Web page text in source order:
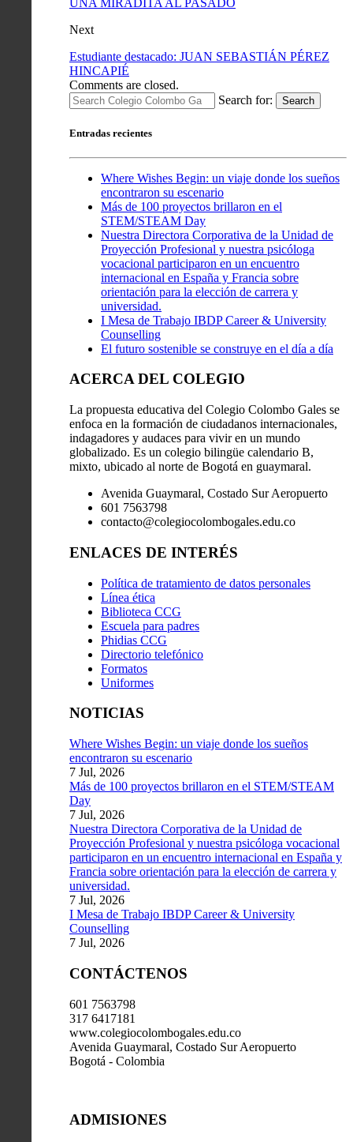
UNA MIRADITA AL PASADO
Next
Estudiante destacado: JUAN SEBASTIÁN PÉREZ
HINCAPIÉ
Comments are closed.
Search for:
Search
Entradas recientes
Where Wishes Begin: un viaje donde los sueños
encontraron su escenario
Más de 100 proyectos brillaron en el
STEM/STEAM Day
Nuestra Directora Corporativa de la Unidad de
Proyección Profesional y nuestra psicóloga
vocacional participaron en un encuentro
internacional en España y Francia sobre
orientación para la elección de carrera y
universidad.
I Mesa de Trabajo IBDP Career & University
Counselling
El futuro sostenible se construye en el día a día
ACERCA DEL COLEGIO
La propuesta educativa del Colegio Colombo Gales se
enfoca en la formación de ciudadanos internacionales,
indagadores y audaces para vivir en un mundo
globalizado. Es un colegio bilingüe calendario B,
mixto, ubicado al norte de Bogotá en guaymaral.
Avenida Guaymaral, Costado Sur Aeropuerto
601 7563798
contacto@colegiocolombogales.edu.co
ENLACES DE INTERÉS
Política de tratamiento de datos personales
Línea ética
Biblioteca CCG
Escuela para padres
Phidias CCG
Directorio telefónico
Formatos
Uniformes
NOTICIAS
Where Wishes Begin: un viaje donde los sueños
encontraron su escenario
7 Jul, 2026
Más de 100 proyectos brillaron en el STEM/STEAM
Day
7 Jul, 2026
Nuestra Directora Corporativa de la Unidad de
Proyección Profesional y nuestra psicóloga vocacional
participaron en un encuentro internacional en España y
Francia sobre orientación para la elección de carrera y
universidad.
7 Jul, 2026
I Mesa de Trabajo IBDP Career & University
Counselling
7 Jul, 2026
CONTÁCTENOS
601 7563798
317 6417181
www.colegiocolombogales.edu.co
Avenida Guaymaral, Costado Sur Aeropuerto
Bogotá - Colombia
ADMISIONES